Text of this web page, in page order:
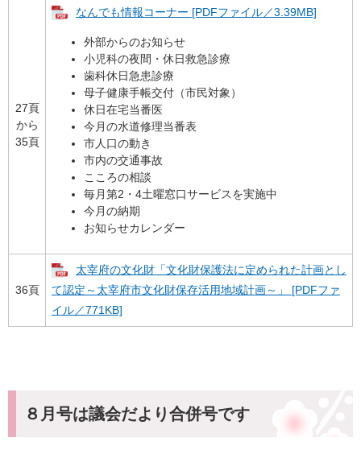
27頁
から
35頁
なんでも情報コーナー [PDFファイル／3.39MB]
外部からのお知らせ
小児科の夜間・休日救急診療
歯科休日急患診療
母子健康手帳交付（市民対象）
休日在宅当番医
今月の水道修理当番表
市人口の動き
市内の交通事故
こころの相談
毎月第2・4土曜窓口サービスを実施中
今月の納期
お知らせカレンダー
36頁
太宰府の文化財「文化財保護法に定められた計画とし
て認定～太宰府市文化財保存活用地域計画～」 [PDFファ
イル／771KB]
８月号は議会だより合併号です